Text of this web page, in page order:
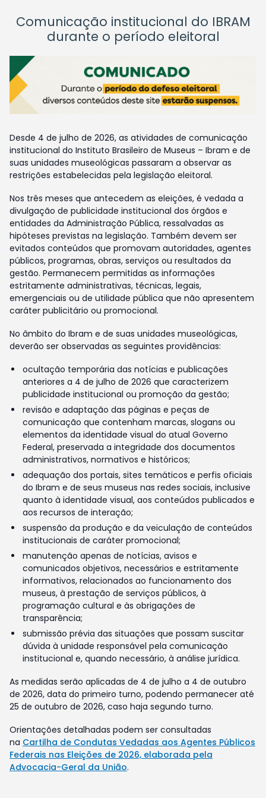
Comunicação institucional do IBRAM
durante o período eleitoral
Desde 4 de julho de 2026, as atividades de comunicação
institucional do Instituto Brasileiro de Museus – Ibram e de
suas unidades museológicas passaram a observar as
restrições estabelecidas pela legislação eleitoral.
Nos três meses que antecedem as eleições, é vedada a
divulgação de publicidade institucional dos órgãos e
entidades da Administração Pública, ressalvadas as
hipóteses previstas na legislação. Também devem ser
evitados conteúdos que promovam autoridades, agentes
públicos, programas, obras, serviços ou resultados da
gestão. Permanecem permitidas as informações
estritamente administrativas, técnicas, legais,
emergenciais ou de utilidade pública que não apresentem
caráter publicitário ou promocional.
No âmbito do Ibram e de suas unidades museológicas,
deverão ser observadas as seguintes providências:
ocultação temporária das notícias e publicações
anteriores a 4 de julho de 2026 que caracterizem
publicidade institucional ou promoção da gestão;
revisão e adaptação das páginas e peças de
comunicação que contenham marcas, slogans ou
elementos da identidade visual do atual Governo
Federal, preservada a integridade dos documentos
administrativos, normativos e históricos;
adequação dos portais, sites temáticos e perfis oficiais
do Ibram e de seus museus nas redes sociais, inclusive
quanto à identidade visual, aos conteúdos publicados e
aos recursos de interação;
suspensão da produção e da veiculação de conteúdos
institucionais de caráter promocional;
manutenção apenas de notícias, avisos e
comunicados objetivos, necessários e estritamente
informativos, relacionados ao funcionamento dos
museus, à prestação de serviços públicos, à
programação cultural e às obrigações de
transparência;
submissão prévia das situações que possam suscitar
dúvida à unidade responsável pela comunicação
institucional e, quando necessário, à análise jurídica.
As medidas serão aplicadas de 4 de julho a 4 de outubro
de 2026, data do primeiro turno, podendo permanecer até
25 de outubro de 2026, caso haja segundo turno.
Orientações detalhadas podem ser consultadas
na Cartilha de Condutas Vedadas aos Agentes Públicos
Federais nas Eleições de 2026, elaborada pela
Advocacia-Geral da União.